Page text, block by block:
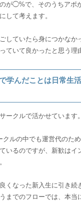
が◯%で、そのうちアポ
して考えます。
していたら身につかなか
学んだことは日常生
ークルで活かせています。
クルの中でも運営代のた
いるのですが、新歓はイ
くなった新入生に引き続
までのフローでは、本当